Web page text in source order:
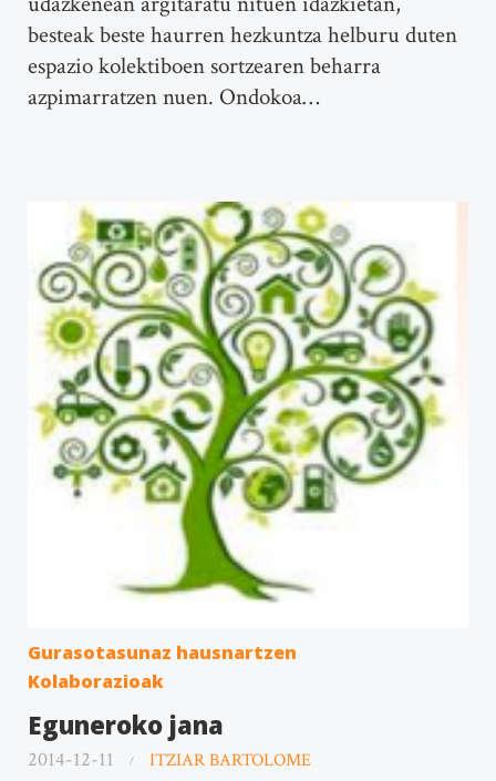
besteak beste haurren hezkuntza helburu duten
espazio kolektiboen sortzearen beharra
azpimarratzen nuen. Ondokoa…
Gurasotasunaz hausnartzen
Kolaborazioak
Eguneroko jana
2014-12-11 ITZIAR BARTOLOME